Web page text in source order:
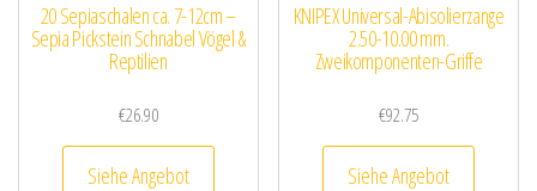
20 Sepiaschalen ca. 7-12cm –
Sepia Pickstein Schnabel Vögel &
Reptilien
€26.90
Siehe Angebot
KNIPEX Universal-Abisolierzange
2.50-10.00 mm.
Zweikomponenten-Griffe
€92.75
Siehe Angebot